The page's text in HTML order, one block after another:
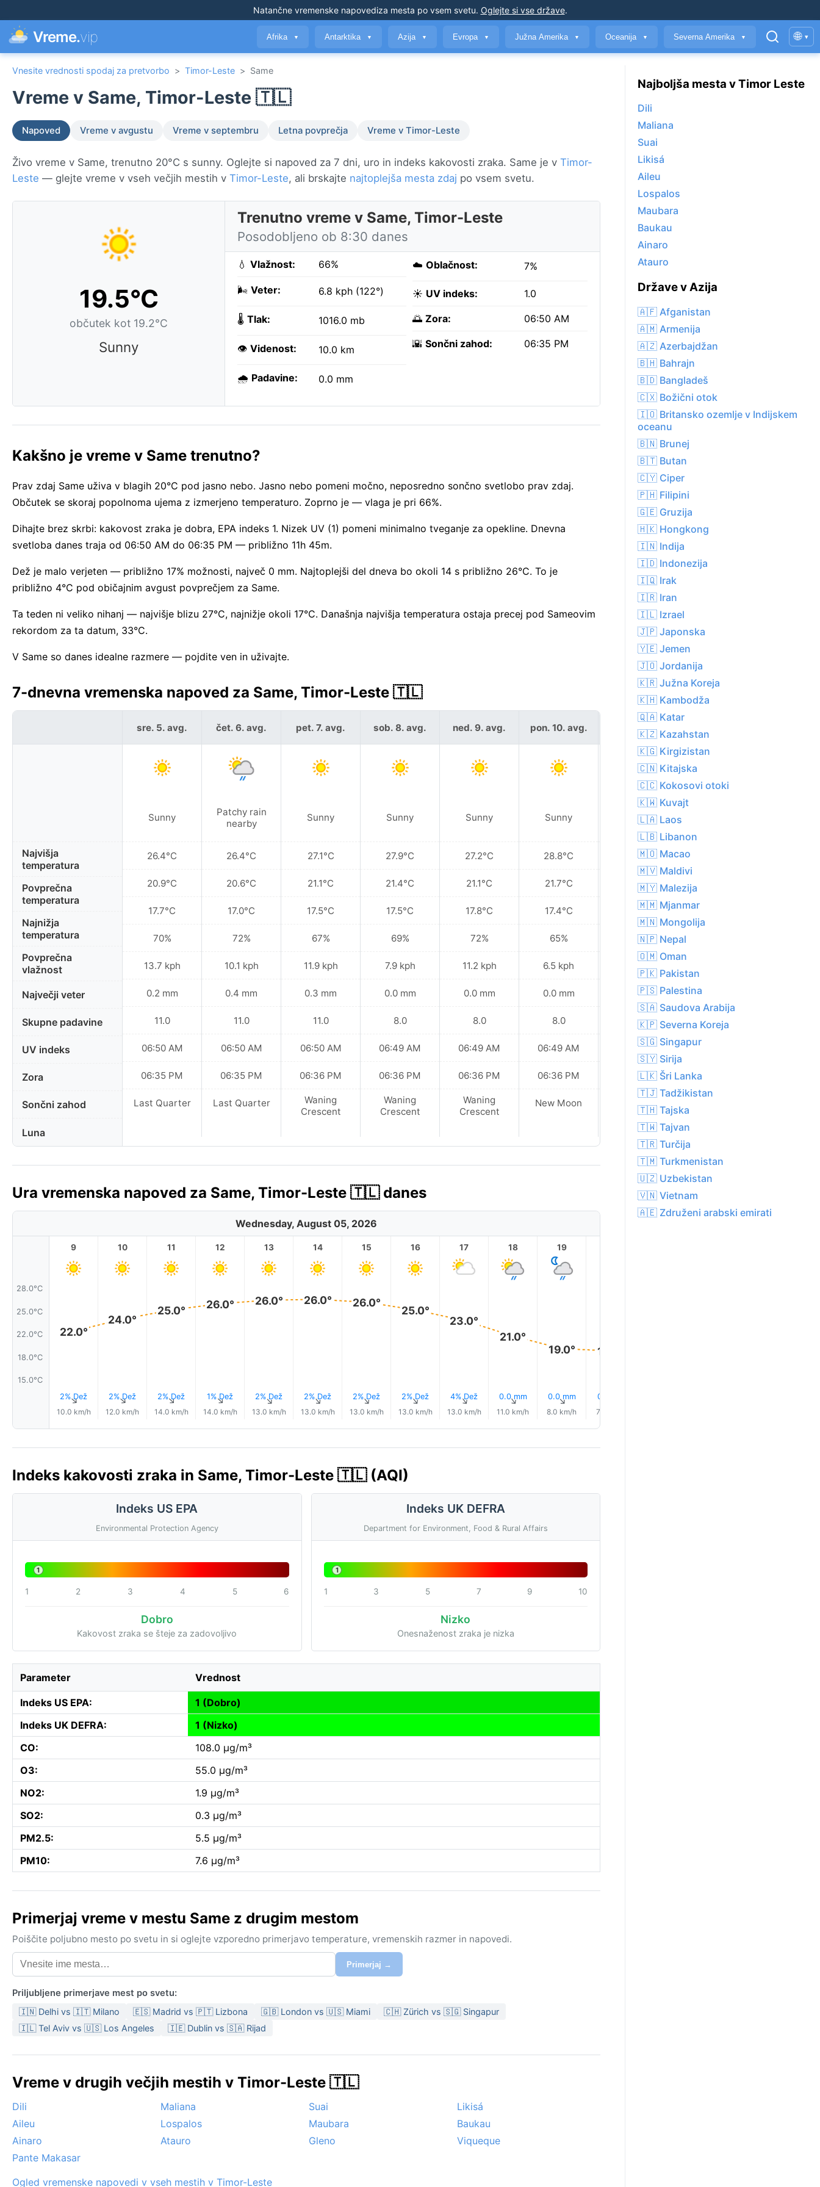
Natančne vremenske napovediza mesta po vsem svetu. Oglejte si vse države.
Vreme.vip Afrika ▼ Antarktika ▼ Azija ▼ Evropa ▼ Južna Amerika ▼ Oceanija ▼ Severna Amerika ▼ 🌐 ▾
Vnesite vrednosti spodaj za pretvorbo > Timor-Leste > Same
Vreme v Same, Timor-Leste 🇹🇱
Napoved Vreme v avgustu Vreme v septembru Letna povprečja Vreme v Timor-Leste
Živo vreme v Same, trenutno 20°C s sunny. Oglejte si napoved za 7 dni, uro in indeks kakovosti zraka. Same je v Timor-
Leste — glejte vreme v vseh večjih mestih v Timor-Leste, ali brskajte najtoplejša mesta zdaj po vsem svetu.
19.5°C
občutek kot 19.2°C
Sunny
Trenutno vreme v Same, Timor-Leste
Posodobljeno ob 8:30 danes
💧 Vlažnost: 66%
🌬️ Veter: 6.8 kph (122°)
🌡️ Tlak: 1016.0 mb
👁️ Videnost: 10.0 km
🌧️ Padavine: 0.0 mm
☁️ Oblačnost: 7%
☀️ UV indeks: 1.0
🌅 Zora: 06:50 AM
🌇 Sončni zahod: 06:35 PM
Kakšno je vreme v Same trenutno?
Prav zdaj Same uživa v blagih 20°C pod jasno nebo. Jasno nebo pomeni močno, neposredno sončno svetlobo prav zdaj.
Občutek se skoraj popolnoma ujema z izmerjeno temperaturo. Zoprno je — vlaga je pri 66%.
Dihajte brez skrbi: kakovost zraka je dobra, EPA indeks 1. Nizek UV (1) pomeni minimalno tveganje za opekline. Dnevna
svetloba danes traja od 06:50 AM do 06:35 PM — približno 11h 45m.
Dež je malo verjeten — približno 17% možnosti, največ 0 mm. Najtoplejši del dneva bo okoli 14 s približno 26°C. To je
približno 4°C pod običajnim avgust povprečjem za Same.
Ta teden ni veliko nihanj — najvišje blizu 27°C, najnižje okoli 17°C. Današnja najvišja temperatura ostaja precej pod Sameovim
rekordom za ta datum, 33°C.
V Same so danes idealne razmere — pojdite ven in uživajte.
7-dnevna vremenska napoved za Same, Timor-Leste 🇹🇱
Najvišja
temperatura
Povprečna
temperatura
Najnižja
temperatura
Povprečna
vlažnost
Največji veter
Skupne padavine
UV indeks
Zora
Sončni zahod
Luna
sre. 5. avg.
Sunny
26.4°C
20.9°C
17.7°C
70%
13.7 kph
0.2 mm
11.0
06:50 AM
06:35 PM
Last Quarter
čet. 6. avg.
Patchy rain
nearby
26.4°C
20.6°C
17.0°C
72%
10.1 kph
0.4 mm
11.0
06:50 AM
06:35 PM
Last Quarter
pet. 7. avg.
Sunny
27.1°C
21.1°C
17.5°C
67%
11.9 kph
0.3 mm
11.0
06:50 AM
06:36 PM
Waning
Crescent
sob. 8. avg.
Sunny
27.9°C
21.4°C
17.5°C
69%
7.9 kph
0.0 mm
8.0
06:49 AM
06:36 PM
Waning
Crescent
ned. 9. avg.
Sunny
27.2°C
21.1°C
17.8°C
72%
11.2 kph
0.0 mm
8.0
06:49 AM
06:36 PM
Waning
Crescent
pon. 10. avg.
Sunny
28.8°C
21.7°C
17.4°C
65%
6.5 kph
0.0 mm
8.0
06:49 AM
06:36 PM
New Moon
tor. 11. avg.
Sunny
28.3°C
21.7°C
17.3°C
69%
0.0 mm
8.0
06:48 AM
06:36 PM
New Moon
Ura vremenska napoved za Same, Timor-Leste 🇹🇱 danes
Wednesday, August 05, 2026
28.0°C
25.0°C
22.0°C
18.0°C
15.0°C
9
22.0°
2% Dež
↑
10.0 km/h
10
24.0°
2% Dež
↑
12.0 km/h
11
25.0°
2% Dež
↑
14.0 km/h
12
26.0°
1% Dež
↑
14.0 km/h
13
26.0°
2% Dež
↑
13.0 km/h
14
26.0°
2% Dež
↑
13.0 km/h
15
26.0°
2% Dež
↑
13.0 km/h
16
25.0°
2% Dež
↑
13.0 km/h
17
23.0°
4% Dež
↑
13.0 km/h
18
21.0°
0.0 mm
↑
11.0 km/h
19
19.0°
0.0 mm
↑
8.0 km/h
19.0°
0.1 mm
7.0 km/h
Indeks kakovosti zraka in Same, Timor-Leste 🇹🇱 (AQI)
Indeks US EPA
Environmental Protection Agency
1
1 2 3 4 5 6
Dobro
Kakovost zraka se šteje za zadovoljivo
Indeks UK DEFRA
Department for Environment, Food & Rural Affairs
1
1 3 5 7 9 10
Nizko
Onesnaženost zraka je nizka
Parameter Vrednost
Indeks US EPA:
1 (Dobro)
Indeks UK DEFRA:
1 (Nizko)
CO:
108.0 µg/m³
O3:
55.0 µg/m³
NO2:
1.9 µg/m³
SO2:
0.3 µg/m³
PM2.5:
5.5 µg/m³
PM10:
7.6 µg/m³
Primerjaj vreme v mestu Same z drugim mestom
Poiščite poljubno mesto po svetu in si oglejte vzporedno primerjavo temperature, vremenskih razmer in napovedi.
Primerjaj →
Priljubljene primerjave mest po svetu:
🇮🇳 Delhi vs 🇮🇹 Milano 🇪🇸 Madrid vs 🇵🇹 Lizbona 🇬🇧 London vs 🇺🇸 Miami
🇨🇭 Zürich vs 🇸🇬 Singapur
🇮🇱 Tel Aviv vs 🇺🇸 Los Angeles
🇮🇪 Dublin vs 🇸🇦 Rijad
Vreme v drugih večjih mestih v Timor-Leste 🇹🇱
Dili Maliana Suai
Likisá
Aileu
Lospalos Maubara
Baukau
Ainaro
Atauro Gleno
Viqueque
Pante Makasar
Ogled vremenske napovedi v vseh mestih v Timor-Leste
Najboljša mesta v Timor Leste
Dili
Maliana
Suai
Likisá
Aileu
Lospalos
Maubara
Baukau
Ainaro
Atauro
Države v Azija
🇦🇫 Afganistan
🇦🇲 Armenija
🇦🇿 Azerbajdžan
🇧🇭 Bahrajn
🇧🇩 Bangladeš
🇨🇽 Božični otok
🇮🇴 Britansko ozemlje v Indijskem
oceanu
🇧🇳 Brunej
🇧🇹 Butan
🇨🇾 Ciper
🇵🇭 Filipini
🇬🇪 Gruzija
🇭🇰 Hongkong
🇮🇳 Indija
🇮🇩 Indonezija
🇮🇶 Irak
🇮🇷 Iran
🇮🇱 Izrael
🇯🇵 Japonska
🇾🇪 Jemen
🇯🇴 Jordanija
🇰🇷 Južna Koreja
🇰🇭 Kambodža
🇶🇦 Katar
🇰🇿 Kazahstan
🇰🇬 Kirgizistan
🇨🇳 Kitajska
🇨🇨 Kokosovi otoki
🇰🇼 Kuvajt
🇱🇦 Laos
🇱🇧 Libanon
🇲🇴 Macao
🇲🇻 Maldivi
🇲🇾 Malezija
🇲🇲 Mjanmar
🇲🇳 Mongolija
🇳🇵 Nepal
🇴🇲 Oman
🇵🇰 Pakistan
🇵🇸 Palestina
🇸🇦 Saudova Arabija
🇰🇵 Severna Koreja
🇸🇬 Singapur
🇸🇾 Sirija
🇱🇰 Šri Lanka
🇹🇯 Tadžikistan
🇹🇭 Tajska
🇹🇼 Tajvan
🇹🇷 Turčija
🇹🇲 Turkmenistan
🇺🇿 Uzbekistan
🇻🇳 Vietnam
🇦🇪 Združeni arabski emirati